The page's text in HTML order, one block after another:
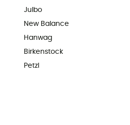
Julbo
New Balance
Hanwag
Birkenstock
Petzl